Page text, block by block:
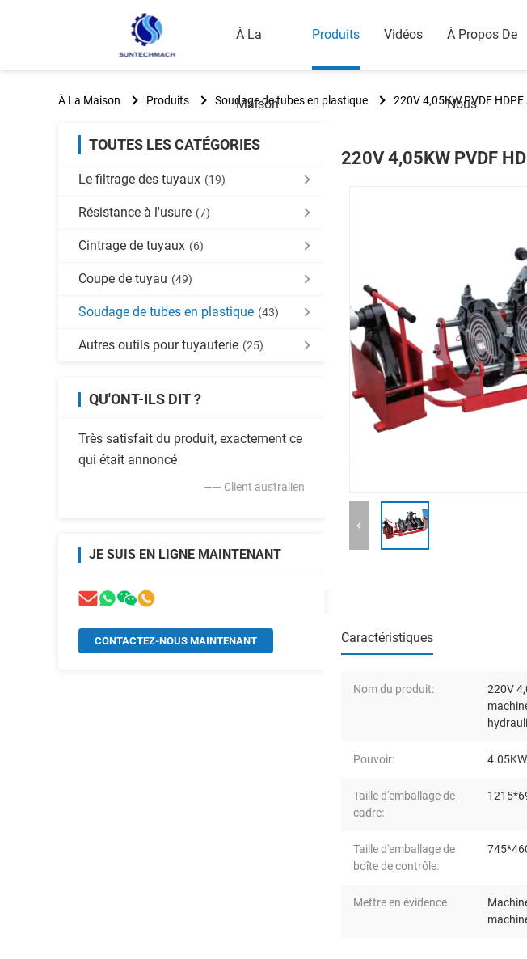
À La
Maison
Produits Vidéos À Propos De
Nous
À La Maison Produits Soudage de tubes en plastique 220V 4,05KW PVDF
TOUTES LES CATÉGORIES
Le filtrage des tuyaux (19)
Résistance à l'usure (7)
Cintrage de tuyaux (6)
Coupe de tuyau (49)
Soudage de tubes en plastique (43)
Autres outils pour tuyauterie (25)
QU'ONT-ILS DIT ?
Très satisfait du produit, exactement ce
qui était annoncé
—— Client australien
JE SUIS EN LIGNE MAINTENANT
CONTACTEZ-NOUS MAINTENANT
220V 4,05KW PVDF
Caractéristiques
Nom du produit:
220V
Pouvoir: 4.05KW
Taille d'emballage de
cadre:
Taille d'emballage de
boîte de contrôle:
Mettre en évidence